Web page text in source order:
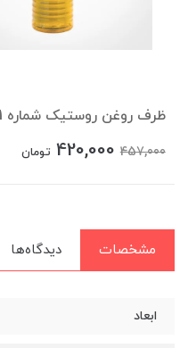
ظرف روغن روستیک شماره 1 لیمون
457,000
420,000 تومان
مشخصات دیدگاه‌ها
ابعاد